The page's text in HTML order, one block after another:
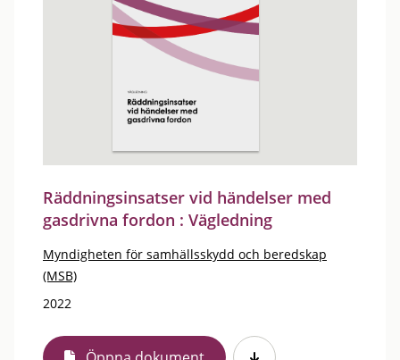
Räddningsinsatser vid händelser med
gasdrivna fordon : Vägledning
Myndigheten för samhällsskydd och beredskap
(MSB)
2022